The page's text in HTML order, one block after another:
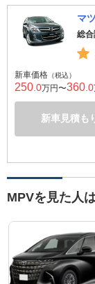
マ
総
新車価格 （税込）
250 .0万円〜360 .0
新車見積も
MPVを見た人